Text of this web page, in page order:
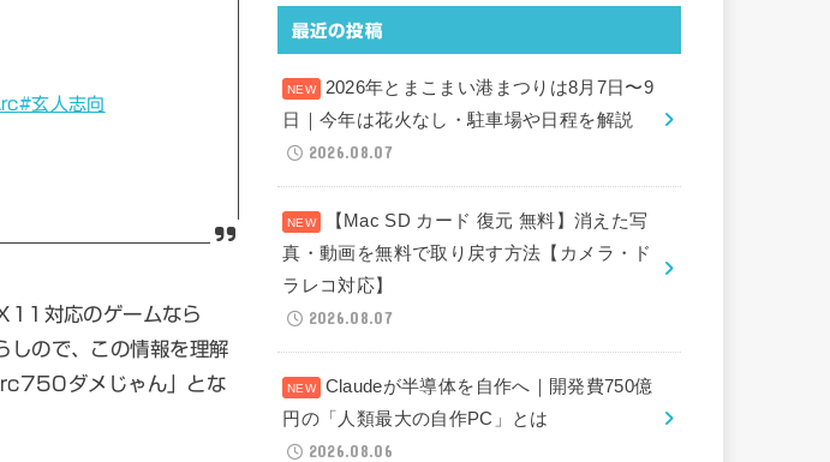
#玄人志向
対応のゲームなら
ので、この情報を理解
ダメじゃん」とな
最近の投稿
2026年とまこまい港まつりは8月7日〜9
日｜今年は花火なし・駐車場や日程を解説
2026.08.07
【Mac SD カード 復元 無料】消えた写
真・動画を無料で取り戻す方法【カメラ・ド
ラレコ対応】
2026.08.07
Claudeが半導体を自作へ｜開発費750億
円の「人類最大の自作PC」とは
2026.08.06